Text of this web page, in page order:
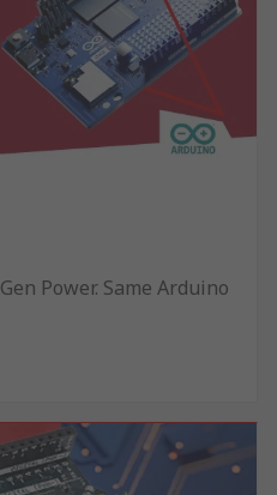
Power. Same Arduino